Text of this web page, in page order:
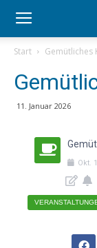
Start Gemütliches
11. Januar 2026
Okt.